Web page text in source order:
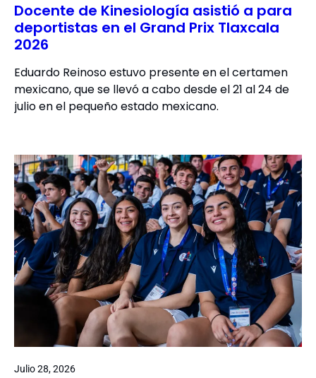
Docente de Kinesiología asistió a para
deportistas en el Grand Prix Tlaxcala
2026
Eduardo Reinoso estuvo presente en el certamen
mexicano, que se llevó a cabo desde el 21 al 24 de
julio en el pequeño estado mexicano.
Julio 28, 2026